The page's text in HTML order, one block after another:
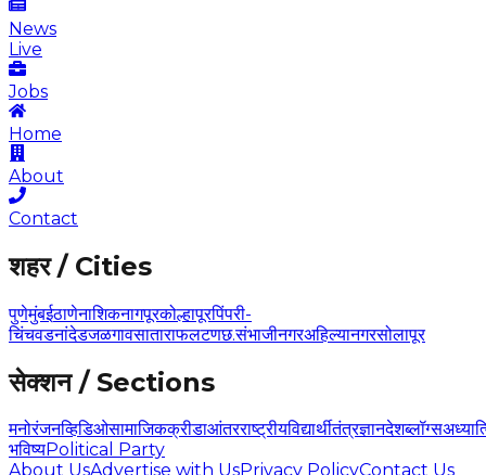
News
Live
Jobs
Home
About
Contact
शहर / Cities
पुणेमुंबईठाणेनाशिकनागपूरकोल्हापूरपिंपरी-
चिंचवडनांदेडजळगावसाताराफलटणछ.संभाजीनगरअहिल्यानगरसोलापूर
सेक्शन / Sections
मनोरंजनव्हिडिओसामाजिकक्रीडाआंतरराष्ट्रीयविद्यार्थीतंत्रज्ञानदेशब्लॉग्स
भविष्यPolitical Party
About UsAdvertise with UsPrivacy PolicyContact Us